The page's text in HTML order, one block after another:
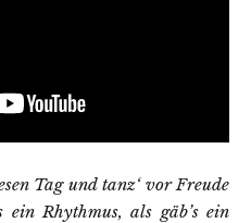
Tag und tanz‘ vor Freude
Rhythmus, als gäb’s ein